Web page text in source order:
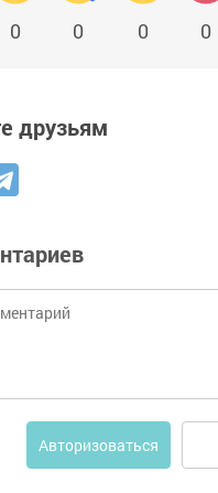
0 0 0 0
друзьям
Авторизоваться